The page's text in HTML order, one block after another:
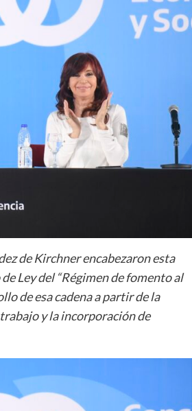
de Kirchner encabezaron esta
Ley del “Régimen de fomento al
de esa cadena a partir de la
y la incorporación de